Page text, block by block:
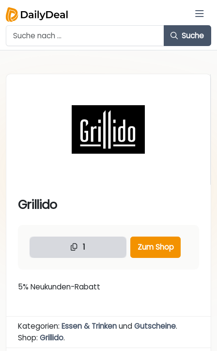
Suche
Grillido
1 Zum Shop
5% Neukunden-Rabatt
Kategorien: Essen & TrinkenundGutscheine.
Shop: Grillido.